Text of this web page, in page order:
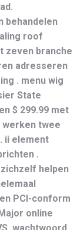
behandelen
roof
zeven branche
adresseren
. menu wig
State
$ 299.99 met
twee
ii element
.
helpen
PCI-conform
online